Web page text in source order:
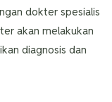
dokter spesialis
akan melakukan
diagnosis dan